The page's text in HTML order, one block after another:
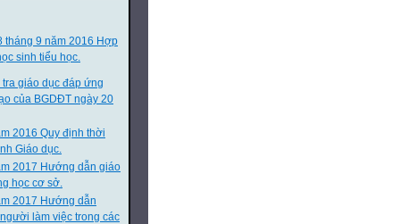
tháng 9 năm 2016 Hợp
sinh tiểu học.
giáo dục đáp ứng
của BGDĐT ngày 20
2016 Quy định thời
Giáo dục.
2017 Hướng dẫn giáo
học cơ sở.
2017 Hướng dẫn
làm việc trong các